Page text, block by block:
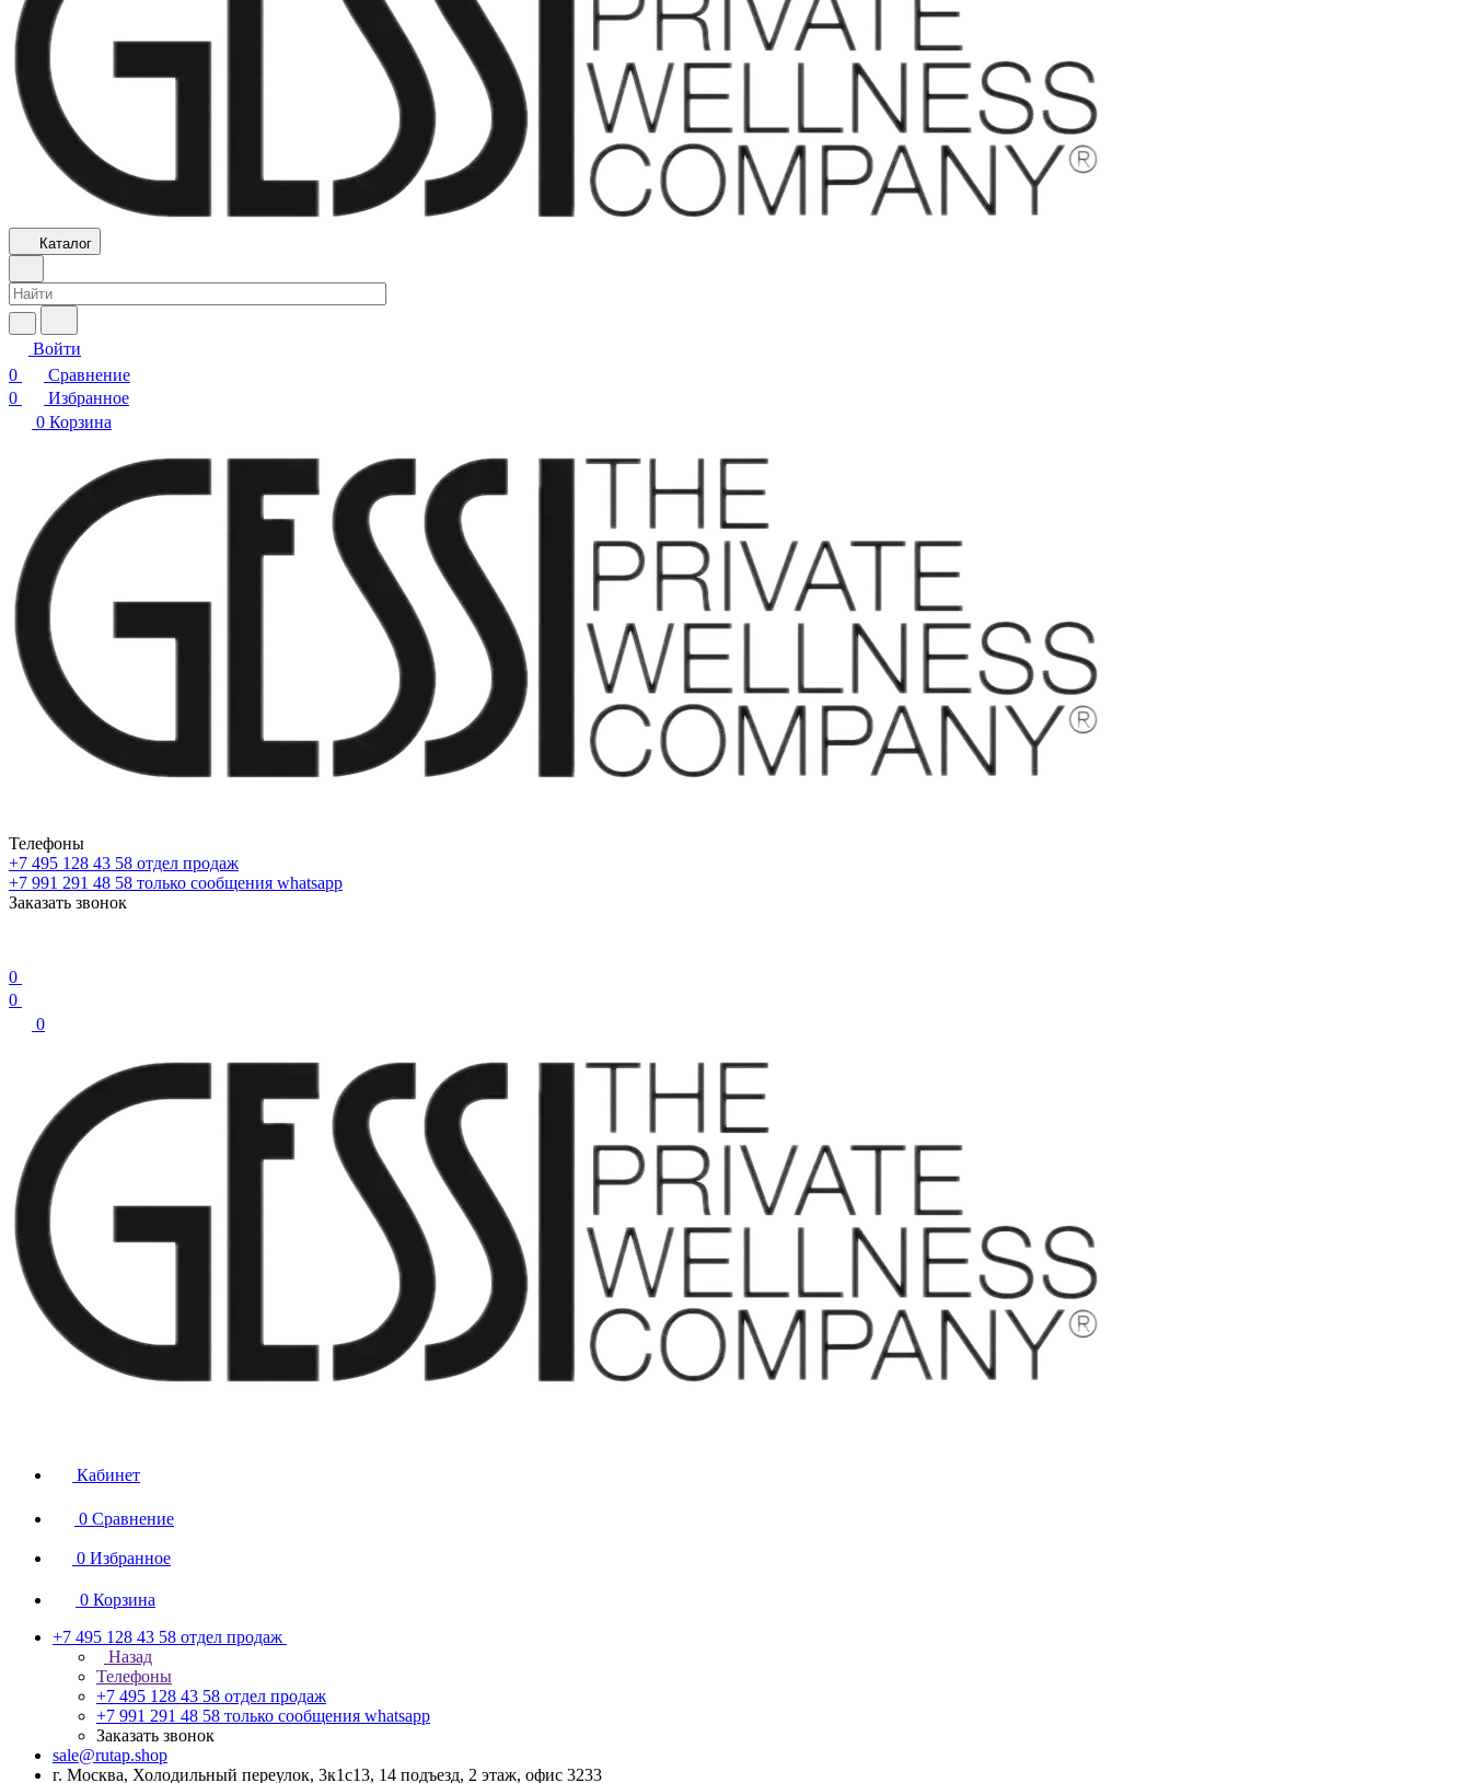
Каталог
Войти
0
Сравнение
0
Избранное
0 Корзина
Телефоны
+7 495 128 43 58 отдел продаж
+7 991 291 48 58 только сообщения whatsapp
Заказать звонок
0
0
0
Кабинет
0 Сравнение
0 Избранное
0 Корзина
+7 495 128 43 58 отдел продаж
Назад
Телефоны
+7 495 128 43 58 отдел продаж
+7 991 291 48 58 только сообщения whatsapp
Заказать звонок
sale@rutap.shop
г. Москва, Холодильный переулок, 3к1с13, 14 подъезд, 2 этаж, офис 3233